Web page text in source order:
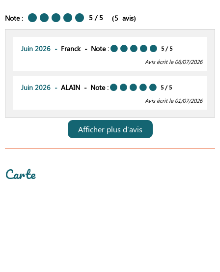
Note : 5 / 5 (5 avis)
Juin 2026 Franck Note : 5 / 5
Avis écrit le 06/07/2026
Juin 2026 ALAIN Note : 5 / 5
Avis écrit le 01/07/2026
Afficher plus d'avis
Carte